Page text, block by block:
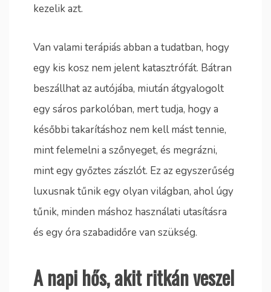
kezelik azt.
Van valami terápiás abban a tudatban, hogy
egy kis kosz nem jelent katasztrófát. Bátran
beszállhat az autójába, miután átgyalogolt
egy sáros parkolóban, mert tudja, hogy a
későbbi takarításhoz nem kell mást tennie,
mint felemelni a szőnyeget, és megrázni,
mint egy győztes zászlót. Ez az egyszerűség
luxusnak tűnik egy olyan világban, ahol úgy
tűnik, minden máshoz használati utasításra
és egy óra szabadidőre van szükség.
A napi hős, akit ritkán veszel